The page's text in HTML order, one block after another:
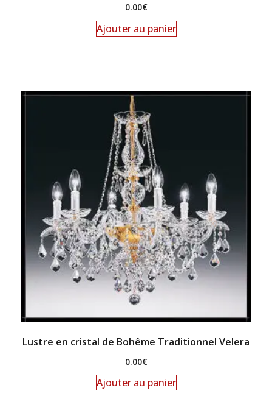
0.00€
Ajouter au panier
Lustre en cristal de Bohême Traditionnel Velera
0.00€
Ajouter au panier